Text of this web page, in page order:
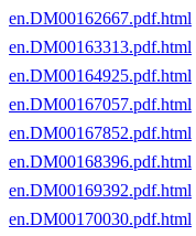
en.DM00162667.pdf.html
en.DM00163313.pdf.html
en.DM00164925.pdf.html
en.DM00167057.pdf.html
en.DM00167852.pdf.html
en.DM00168396.pdf.html
en.DM00169392.pdf.html
en.DM00170030.pdf.html